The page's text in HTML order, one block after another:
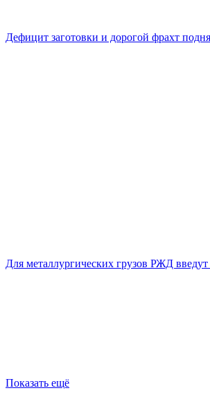
Дефицит заготовки и дорогой фрахт
Для металлургических грузов РЖД
Показать ещё